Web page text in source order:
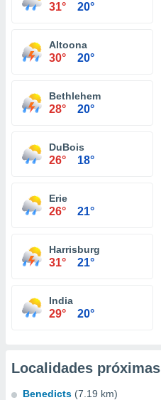
31° 20°
Altoona
30° 20°
Bethlehem
28° 20°
DuBois
26° 18°
Erie
26° 21°
Harrisburg
31° 21°
India
29° 20°
Localidades próximas
Benedicts (7.19 km)